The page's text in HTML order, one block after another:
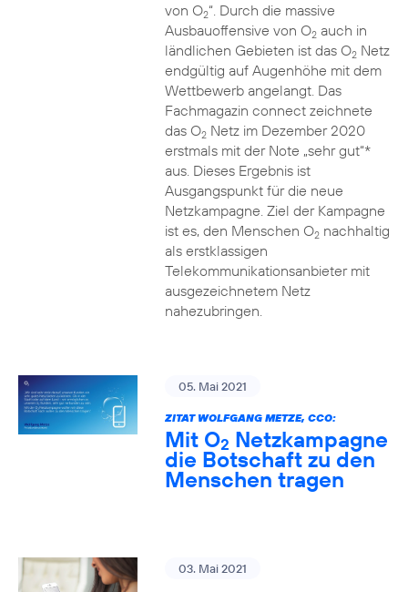
von O2“. Durch die massive
Ausbauoffensive von O2auch in
ländlichen Gebieten ist das O2Netz
endgültig auf Augenhöhe mit dem
Wettbewerb angelangt. Das
Fachmagazin connect zeichnete
das O2Netz im Dezember 2020
erstmals mit der Note „sehr gut“*
aus. Dieses Ergebnis ist
Ausgangspunkt für die neue
Netzkampagne. Ziel der Kampagne
ist es, den Menschen O2nachhaltig
als erstklassigen
Telekommunikationsanbieter mit
ausgezeichnetem Netz
nahezubringen.
05. Mai 2021
ZITAT WOLFGANG METZE, CCO:
Mit O2 Netzkampagne
die Botschaft zu den
Menschen tragen
03. Mai 2021